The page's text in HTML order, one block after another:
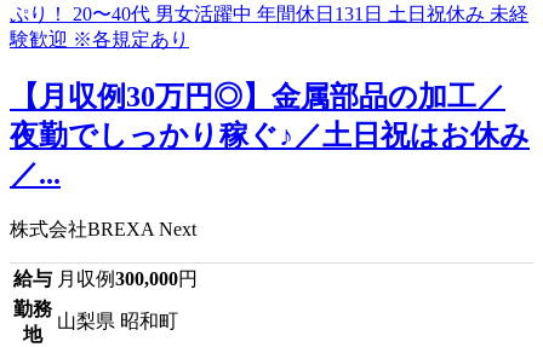
【月収例30万円◎】金属部品の加工／
夜勤でしっかり稼ぐ♪／土日祝はお休み
／...
株式会社BREXA Next
給与 月収例300,000円
勤務
地
山梨県 昭和町